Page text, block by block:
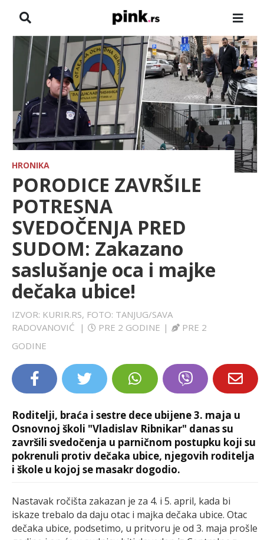
NASLOVNA
VESTI
ZADRUGA
SHOWBIZ
HRONIKA
FARMERI
TV
SPORT
LIFESTYLE
HRONIKA
PORODICE ZAVRŠILE
POTRESNA
SVEDOČENJA PRED
SUDOM: Zakazano
saslušanje oca i majke
dečaka ubice!
IZVOR: KURIR.RS, FOTO: TANJUG/SAVA
RADOVANOVIĆ
| PRE 2 GODINE |
PRE 2
GODINE
Roditelji, braća i sestre dece ubijene 3. maja u
Osnovnoj školi "Vladislav Ribnikar" danas su
završili svedočenja u parničnom postupku koji su
pokrenuli protiv dečaka ubice, njegovih roditelja
i škole u kojoj se masakr dogodio.
Nastavak ročišta zakazan je za 4. i 5. april, kada bi
iskaze trebalo da daju otac i majka dečaka ubice. Otac
dečaka ubice, podsetimo, u pritvoru je od 3. maja prošle